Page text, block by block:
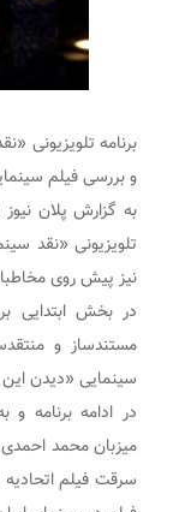
و بررسی فیلم
به گزارش پلان
تلویزیونی «نقد
نیز پیش روی
در بخش ابتدایی
مستندساز و
سینمایی «دیدن
در ادامه برنامه و
میزبان محمد
سرقت فیلم اتحادیه